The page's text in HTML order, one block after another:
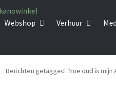
Webshop Verhuur
Berichten getagged “hoe oud is mijn